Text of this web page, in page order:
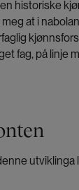
historiske
at i
fag, på linje
utviklinga